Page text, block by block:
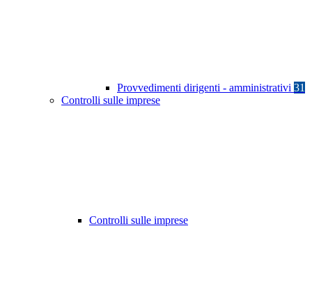
Provvedimenti dirigenti - amministrativi 31
Controlli sulle imprese
Controlli sulle imprese